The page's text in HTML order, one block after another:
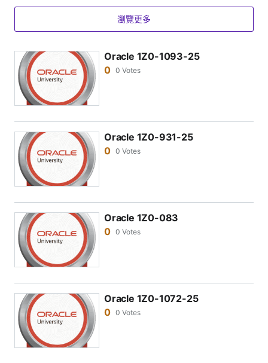
題庫適合遠程學習嗎？
統，您可以隨時隨地登錄並練習考試題目。
瀏覽更多
Oracle 1Z0-1093-25
0 0 Votes
Oracle 1Z0-931-25
0 0 Votes
Oracle 1Z0-083
0 0 Votes
Oracle 1Z0-1072-25
0 0 Votes